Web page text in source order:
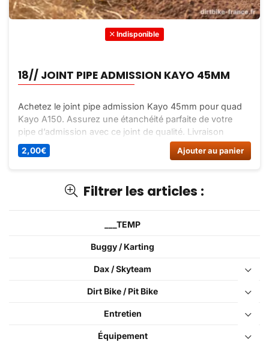
Filtrer les articles :
___TEMP
Buggy / Karting
Dax / Skyteam
Dirt Bike / Pit Bike
Entretien
Équipement
Indisponible
18// JOINT PIPE ADMISSION KAYO 45MM
Achetez le joint pipe admission Kayo 45mm pour quad
Kayo A150. Assurez une étanchéité parfaite de votre
pipe d’admission avec ce joint de qualité. Livraison
rapide et prix compétitif sur Dirt Bike France.
2,00€ Ajouter au panier